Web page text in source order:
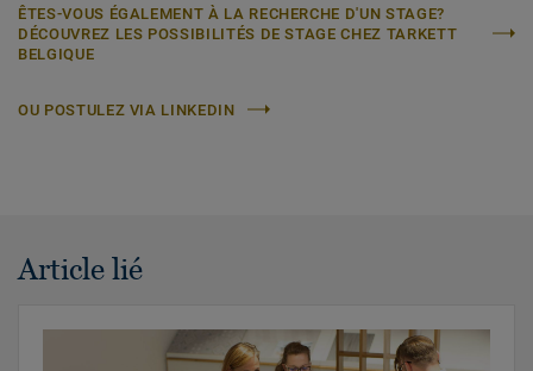
ÊTES-VOUS ÉGALEMENT À LA RECHERCHE D'UN STAGE?
DÉCOUVREZ LES POSSIBILITÉS DE STAGE CHEZ TARKETT
BELGIQUE
OU POSTULEZ VIA LINKEDIN
Article lié